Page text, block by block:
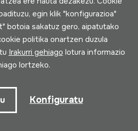
garatua
egin klik "konfigurazioa"
botoia sakatuz gero, aipatutako
politika onartzen duzula
Irakurri gehiago lotura informazio
lortzeko.
Konfiguratu